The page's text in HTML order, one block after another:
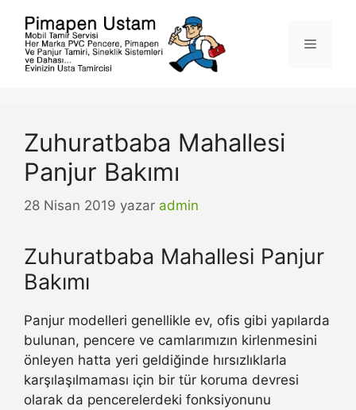
Menü
Zuhuratbaba Mahallesi
Panjur Bakımı
28 Nisan 2019 yazar admin
Zuhuratbaba Mahallesi Panjur
Bakımı
Panjur modelleri genellikle ev, ofis gibi yapılarda
bulunan, pencere ve camlarımızın kirlenmesini
önleyen hatta yeri geldiğinde hırsızlıklarla
karşılaşılmaması için bir tür koruma devresi
olarak da pencerelerdeki fonksiyonunu